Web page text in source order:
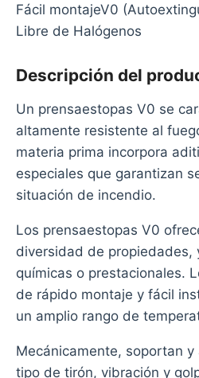
Fácil montajeV0
Libre de Halógenos
Descripción del
Un prensaestopas V0 se
altamente resistente al
materia prima incorpora
especiales que garantizan
situación de incendio.
Los prensaestopas V0
diversidad de propiedades,
químicas o prestacionales.
de rápido montaje y fácil
un amplio rango de
Mecánicamente, soportan
tipo de tirón, vibración y